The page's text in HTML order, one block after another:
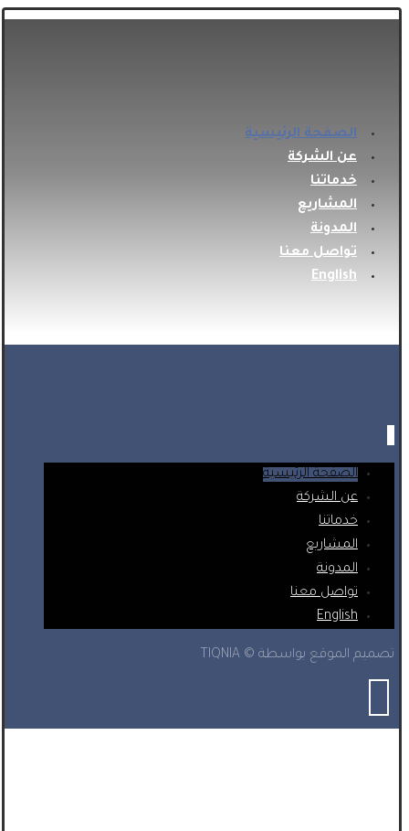
الصفحة الرئيسية
عن الشركة
خدماتنا
المشاريع
المدونة
تواصل معنا
English
الصفحة الرئيسية
عن الشركة
خدماتنا
المشاريع
المدونة
تواصل معنا
English
تصميم الموقع بواسطة © TIQNIA